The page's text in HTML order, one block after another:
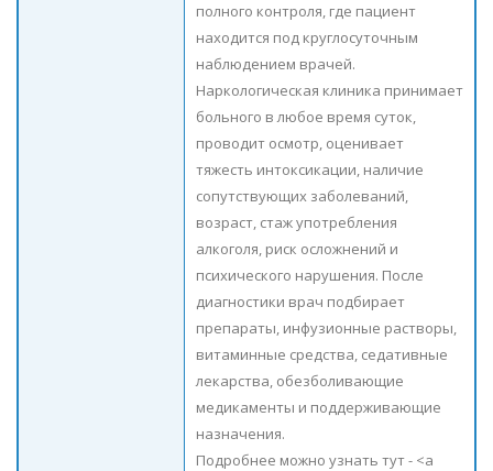
полного контроля, где пациент
находится под круглосуточным
наблюдением врачей.
Наркологическая клиника принимает
больного в любое время суток,
проводит осмотр, оценивает
тяжесть интоксикации, наличие
сопутствующих заболеваний,
возраст, стаж употребления
алкоголя, риск осложнений и
психического нарушения. После
диагностики врач подбирает
препараты, инфузионные растворы,
витаминные средства, седативные
лекарства, обезболивающие
медикаменты и поддерживающие
назначения.
Подробнее можно узнать тут - <a